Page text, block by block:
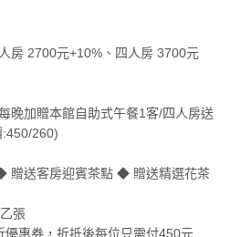
房 2700元+10%、四人房 3700元
晚加贈本館自助式午餐1客/四人房送
260)
贈送客房迎賓茶點 ◆ 贈送精選花茶
張
惠券，折抵後每位只需付450元